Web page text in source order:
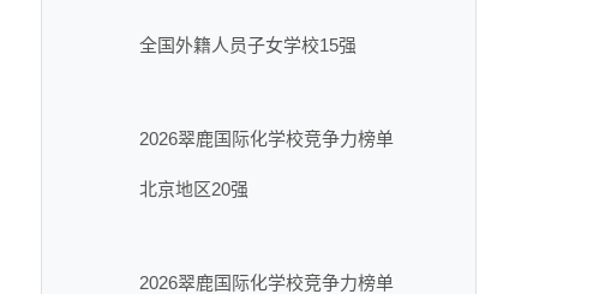
全国外籍人员子女学校15强
2026翠鹿国际化学校竞争力榜单
北京地区20强
2026翠鹿国际化学校竞争力榜单